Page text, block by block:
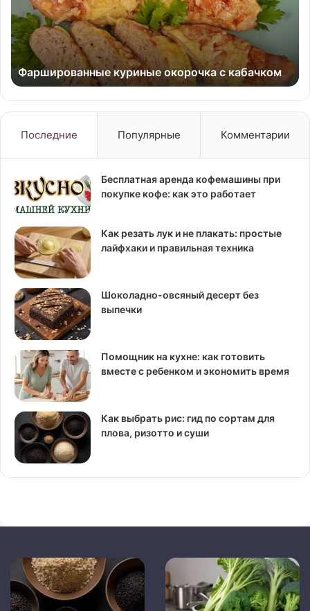
Фаршированные куриные окорочка с кабачком
Последние Популярные Комментарии
Бесплатная аренда кофемашины при
покупке кофе: как это работает
Как резать лук и не плакать: простые
лайфхаки и правильная техника
Шоколадно-овсяный десерт без
выпечки
Помощник на кухне: как готовить
вместе с ребенком и экономить время
Как выбрать рис: гид по сортам для
плова, ризотто и суши
Как
выбрать
рис:
гид
Как
пароварку
из